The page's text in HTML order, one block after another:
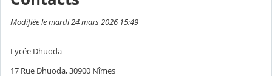
Modifiée le mardi 24 mars 2026 15:49
Lycée Dhuoda
17 Rue Dhuoda, 30900 Nîmes